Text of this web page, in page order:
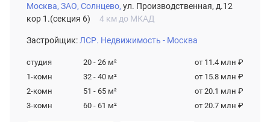
Москва, ЗАО, Солнцево, ул. Производственная, д.12
кор 1.(секция 6)
4 км до МКАД
Застройщик: ЛСР. Недвижимость - Москва
студия 20 - 26 м²
от 11.4 млн ₽
1-комн
32 - 40 м²
от 15.8 млн ₽
2-комн
51 - 65 м²
от 20.1 млн ₽
3-комн
60 - 61 м² от 20.7 млн ₽